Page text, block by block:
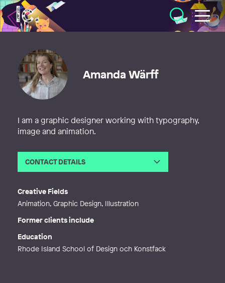
Illustratörcentrum
Amanda Wärff
I am a graphic designer working with typography,
image and animation.
CONTACT DETAILS
Creative Fields
Animation, Graphic Design, Illustration
Former clients include
Education
Rhode Island School of Design och Konstfack